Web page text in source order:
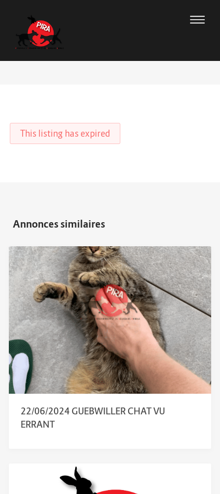
This listing has expired
22/06/2024 GUEBWILLER CHAT VU
ERRANT